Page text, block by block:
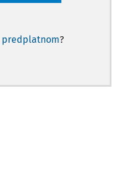
predplatnom?